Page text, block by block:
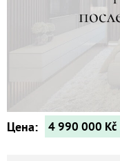
Цена: 4 990 000 Kč